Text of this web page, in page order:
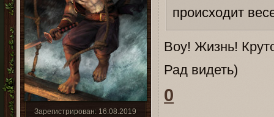
Зарегистрирован: 16.08.2019
происходит
Воу! Жизнь!
Рад видеть)
0